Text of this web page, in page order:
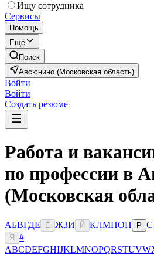
Ищу сотрудника
Сервисы
Помощь
Ещё
Поиск
Авсюнино (Московская область)
Войти
Войти
Создать резюме
Работа и
по профессии в
(Московская
АБВГДЕ Ё ЖЗИ Й КЛМНОП Р С
Я
#
ABCDEFGHIJKLMNOPQRSTUVW